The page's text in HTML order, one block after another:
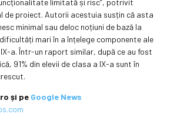
limitată și risc”, potrivit
de proiect. Autorii acestuia susțin că asta
minimal sau deloc noțiuni de bază la
mari în a înțelege componente ale
a. Într-un raport similar, după ce au fost
91% din elevii de clasa a IX-a sunt în
și pe Google News